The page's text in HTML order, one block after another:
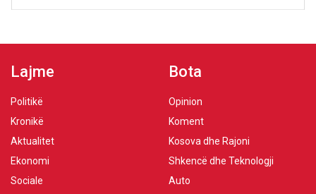
Lajme
Politikë
Kronikë
Aktualitet
Ekonomi
Sociale
Bota
Opinion
Koment
Kosova dhe Rajoni
Shkencë dhe Teknologji
Auto